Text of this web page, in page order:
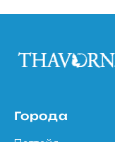
Города